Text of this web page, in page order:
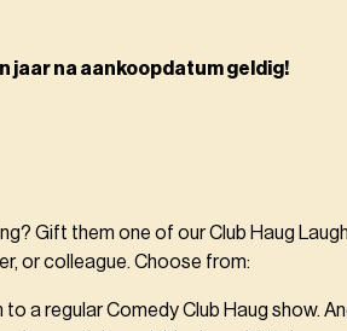
jaar na aankoopdatum geldig!
Gift them one of our Club Haug
or colleague. Choose from:
a regular Comedy Club Haug show.